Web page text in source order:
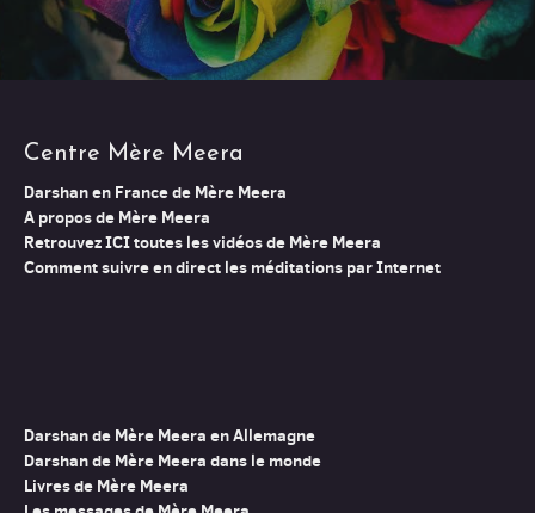
Centre Mère Meera
Darshan en France de Mère Meera
A propos de Mère Meera
Retrouvez ICI toutes les vidéos de Mère Meera
Comment suivre en direct les méditations par Internet
Darshan de Mère Meera en Allemagne
Darshan de Mère Meera dans le monde
Livres de Mère Meera